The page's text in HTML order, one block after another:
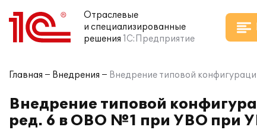
Отраслевые
и специализированные
решения 1С:Предприятие
Главная Внедрения Внедрение типовой
Внедрение типовой
ред. 6 в ОВО №1 при УВО при